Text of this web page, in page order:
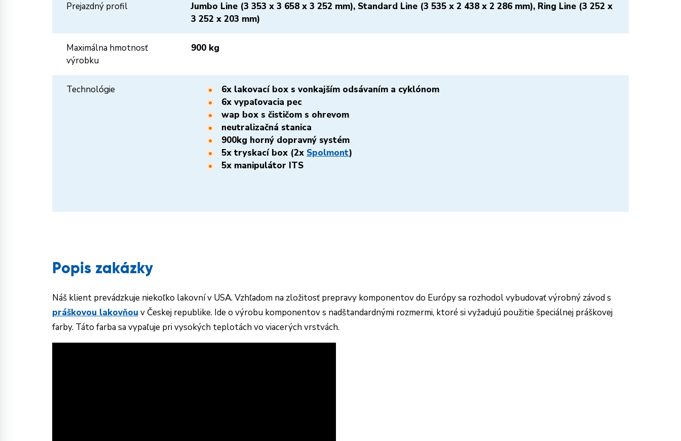
Prejazdný profil
Jumbo Line (3 353 x 3 658 x 3 252 mm), Standard Line (3 535 x 2 438 x 2 286 mm), Ring Line (3 252 x
3 252 x 203 mm)
Maximálna hmotnosť
výrobku
900 kg
Technológie
6x lakovací box s vonkajším odsávaním a cyklónom
6x vypaľovacia pec
wap box s čističom s ohrevom
neutralizačná stanica
900kg horný dopravný systém
5x tryskací box (2x Spolmont)
5x manipulátor ITS
Popis zakázky
Náš klient prevádzkuje niekoľko lakovní v USA. Vzhľadom na zložitosť prepravy komponentov do Európy sa rozhodol vybudovať výrobný závod s
práškovou lakovňou v Českej republike. Ide o výrobu komponentov s nadštandardnými rozmermi, ktoré si vyžadujú použitie špeciálnej práškovej
farby. Táto farba sa vypaľuje pri vysokých teplotách vo viacerých vrstvách.